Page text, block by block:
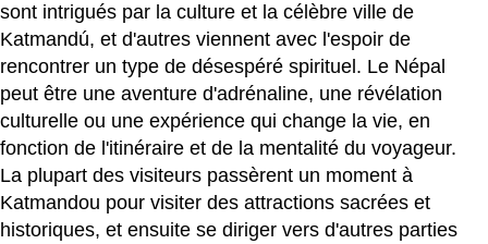
sont intrigués par la culture et la célèbre ville de
Katmandú, et d'autres viennent avec l'espoir de
rencontrer un type de désespéré spirituel. Le Népal
peut être une aventure d'adrénaline, une révélation
culturelle ou une expérience qui change la vie, en
fonction de l'itinéraire et de la mentalité du voyageur.
La plupart des visiteurs passèrent un moment à
Katmandou pour visiter des attractions sacrées et
historiques, et ensuite se diriger vers d'autres parties